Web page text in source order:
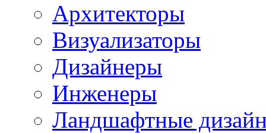
Архитекторы
Визуализаторы
Дизайнеры
Инженеры
Ландшафтные